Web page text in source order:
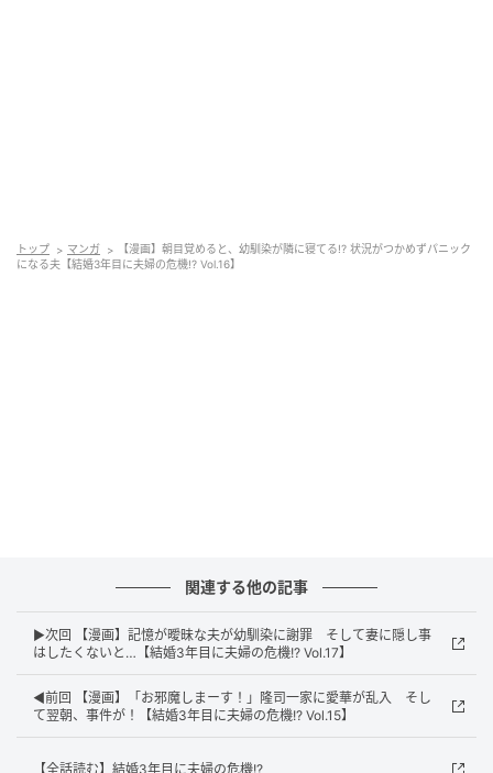
トップ マンガ
【漫画】朝目覚めると、幼馴染が隣に寝てる!? 状況がつかめずパニック
になる夫【結婚3年目に夫婦の危機!? Vol.16】
関連する他の記事
▶次回 【漫画】記憶が曖昧な夫が幼馴染に謝罪 そして妻に隠し事
はしたくないと…【結婚3年目に夫婦の危機!? Vol.17】
◀前回 【漫画】「お邪魔しまーす！」隆司一家に愛華が乱入 そし
て翌朝、事件が！【結婚3年目に夫婦の危機!? Vol.15】
【全話読む】結婚3年目に夫婦の危機!?